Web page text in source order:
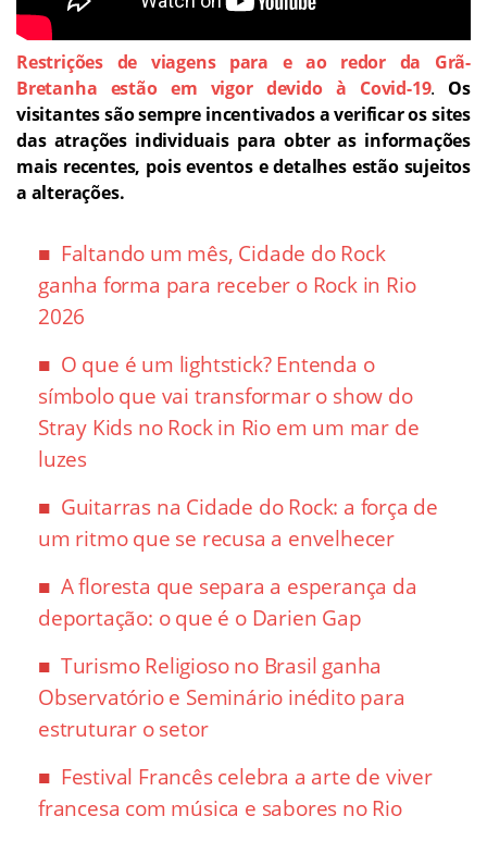
Restrições de viagens para e ao redor da Grã-
Bretanha estão em vigor devido à Covid-19. Os
visitantes são sempre incentivados a verificar os sites
das atrações individuais para obter as informações
mais recentes, pois eventos e detalhes estão sujeitos
a alterações.
Faltando um mês, Cidade do Rock
ganha forma para receber o Rock in Rio
2026
O que é um lightstick? Entenda o
símbolo que vai transformar o show do
Stray Kids no Rock in Rio em um mar de
luzes
Guitarras na Cidade do Rock: a força de
um ritmo que se recusa a envelhecer
A floresta que separa a esperança da
deportação: o que é o Darien Gap
Turismo Religioso no Brasil ganha
Observatório e Seminário inédito para
estruturar o setor
Festival Francês celebra a arte de viver
francesa com música e sabores no Rio